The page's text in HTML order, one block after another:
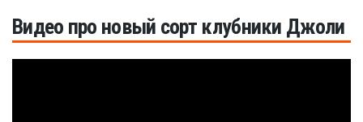
Видео про новый сорт клубники Джоли